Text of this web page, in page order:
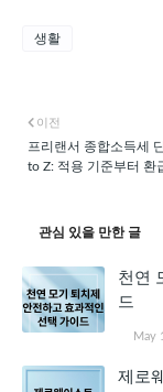
생활
이전
프리랜서 종합소득세
to Z: 적용 기준부터 환
관심 있을 만한 글
천연
드
May
제로